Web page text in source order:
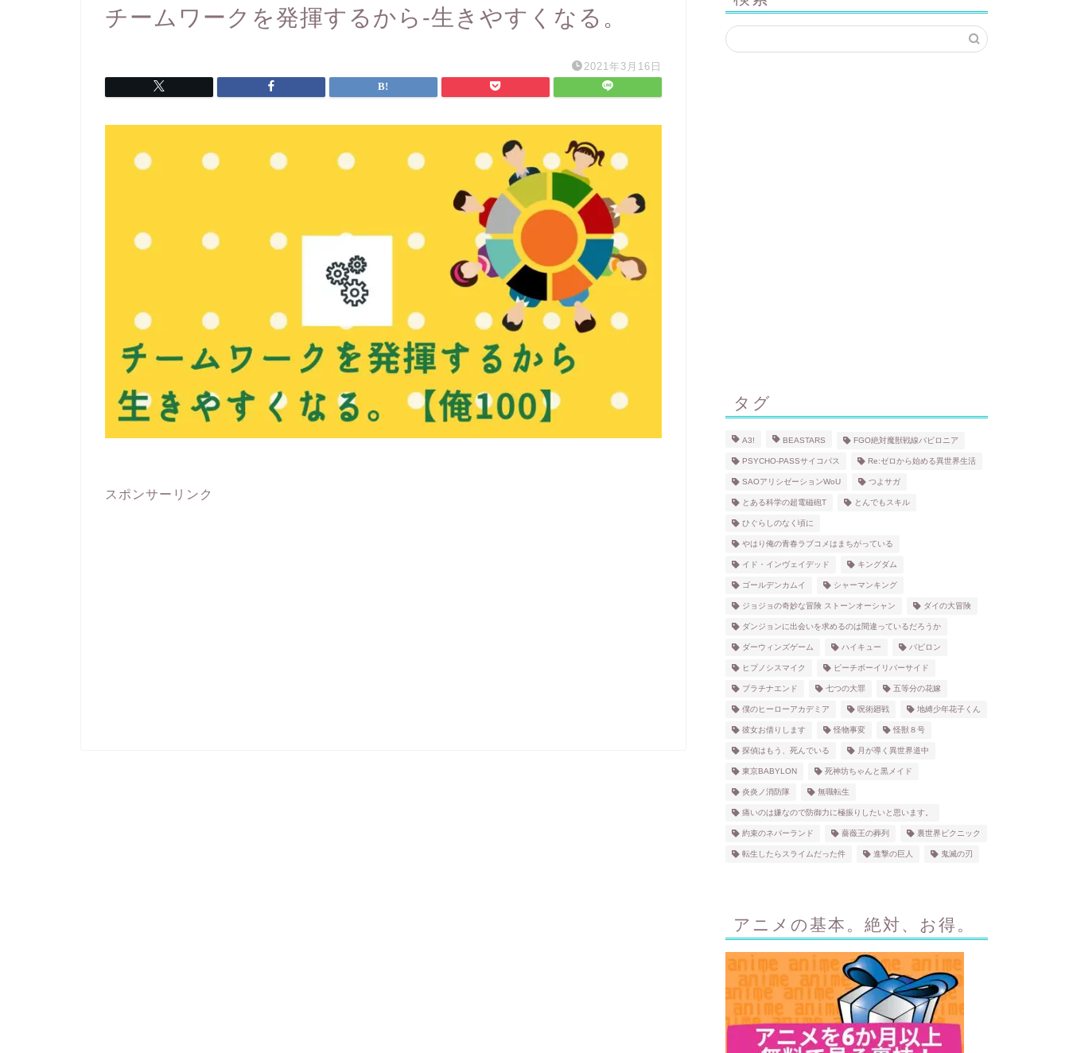
チームワークを発揮するから-生きやすくなる。
2021年3月16日
スポンサーリンク
タグ
A3! BEASTARS FGO絶対魔獣戦線バビロニア
PSYCHO-PASSサイコパス Re:ゼロから始める異世界生活
SAOアリシゼーションWoU つよサガ
とある科学の超電磁砲T とんでもスキル
ひぐらしのなく頃に
やはり俺の青春ラブコメはまちがっている
イド・インヴェイデッド キングダム
ゴールデンカムイ シャーマンキング
ジョジョの奇妙な冒険 ストーンオーシャン ダイの大冒険
ダンジョンに出会いを求めるのは間違っているだろうか
ダーウィンズゲーム ハイキュー バビロン
ヒプノシスマイク ピーチボーイリバーサイド
プラチナエンド 七つの大罪 五等分の花嫁
僕のヒーローアカデミア 呪術廻戦 地縛少年花子くん
彼女お借りします 怪物事変 怪獣８号
探偵はもう、死んでいる 月が導く異世界道中
東京BABYLON 死神坊ちゃんと黒メイド
炎炎ノ消防隊 無職転生
痛いのは嫌なので防御力に極振りしたいと思います。
約束のネバーランド 薔薇王の葬列 裏世界ピクニック
転生したらスライムだった件 進撃の巨人 鬼滅の刃
アニメの基本。絶対、お得。